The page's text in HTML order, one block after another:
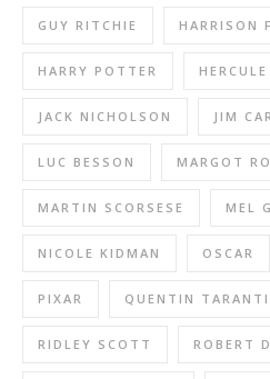
GUY RITCHIE HARRISON
HARRY POTTER
JACK NICHOLSON JIM
LUC BESSON MARGOT
MARTIN SCORSESE MEL
NICOLE KIDMAN OSCAR
PIXAR QUENTIN
RIDLEY SCOTT ROBERT